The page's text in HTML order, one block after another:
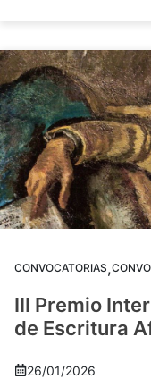
CONVOCATORIAS,
III Premio
de Escritura
26/01/2026